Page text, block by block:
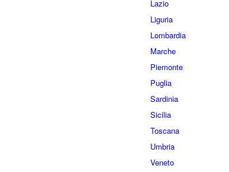
Lazio
Liguria
Lombardia
Marche
Piemonte
Puglia
Sardinia
Sicilia
Toscana
Umbria
Veneto